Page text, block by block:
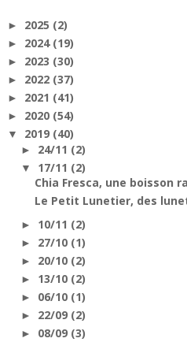
► 2025 (2)
► 2024 (19)
► 2023 (30)
► 2022 (37)
► 2021 (41)
► 2020 (54)
▼ 2019 (40)
► 24/11 (2)
▼ 17/11 (2)
Chia Fresca, une boisson
Le Petit Lunetier, des
► 10/11 (2)
► 27/10 (1)
► 20/10 (2)
► 13/10 (2)
► 06/10 (1)
► 22/09 (2)
► 08/09 (3)